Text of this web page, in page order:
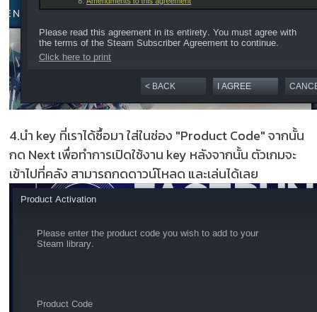
4.นำ key ที่เราได้ซื้อมา ใส่ในช่อง "Product Code" จากนั้น
กด Next เพื่อทำการเปิดใช้งาน key หลังจากนั้น ตัวเกมจะ
เข้าไปที่คลัง สามารถกดดาวน์โหลด และเล่นได้เลย